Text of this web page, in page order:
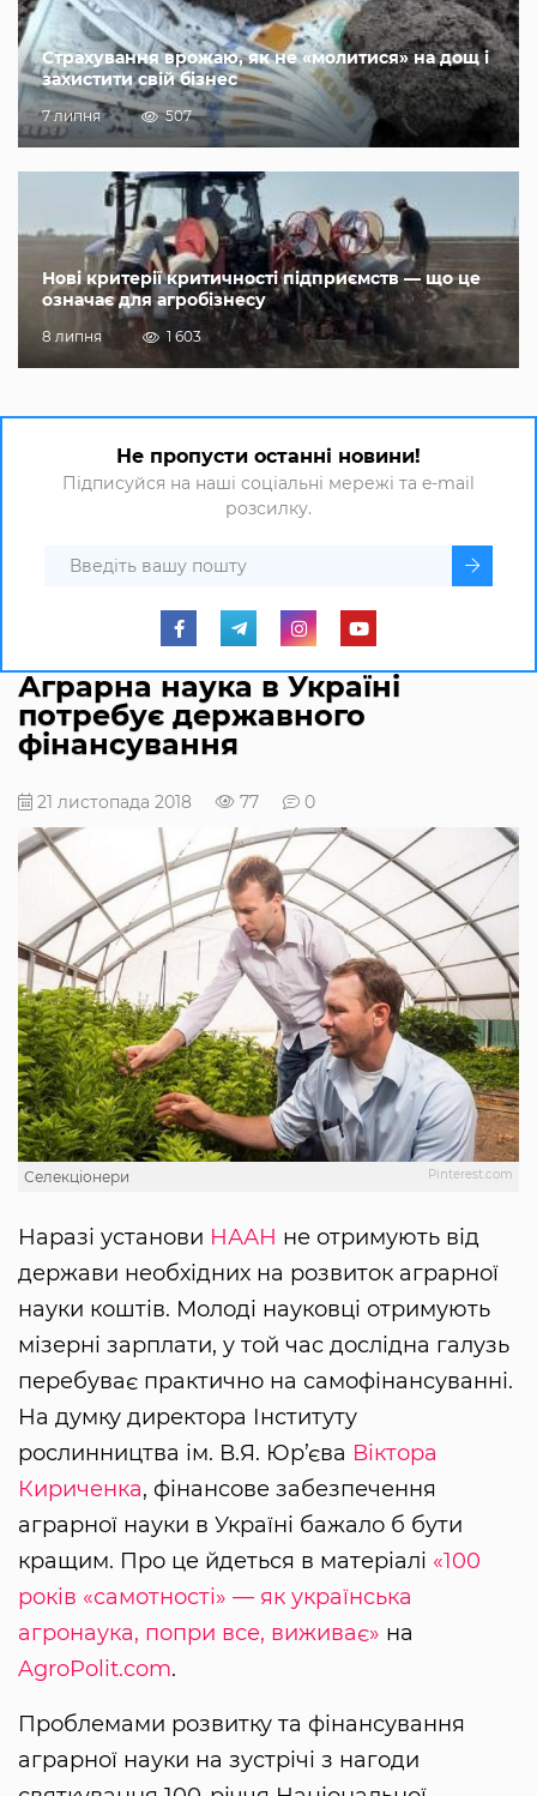
Страхування врожаю, як не «молитися» на дощ і
захистити свій бізнес
7 липня 507
Нові критерії критичності підприємств — що це
означає для агробізнесу
8 липня 1 603
Не пропусти останні новини!
Підписуйся на наші соціальні мережі та e-mail
розсилку.
Аграрна наука в Україні
потребує державного
фінансування
21 листопада 2018 77 0
Pinterest.com
Селекціонери
Наразі установи НААН не отримують від
держави необхідних на розвиток аграрної
науки коштів. Молоді науковці отримують
мізерні зарплати, у той час дослідна галузь
перебуває практично на самофінансуванні.
На думку директора Інституту
рослинництва ім. В.Я. Юр’єва Віктора
Кириченка, фінансове забезпечення
аграрної науки в Україні бажало б бути
кращим. Про це йдеться в матеріалі «100
років «самотності» — як українська
агронаука, попри все, виживає» на
AgroPolit.com.
Проблемами розвитку та фінансування
аграрної науки на зустрічі з нагоди